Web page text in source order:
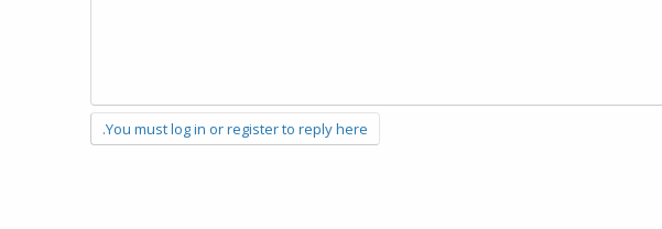
You must log in or register to reply here.